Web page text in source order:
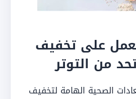
على تخفيف
من التوتر
الصحية الهامة لتخفيف